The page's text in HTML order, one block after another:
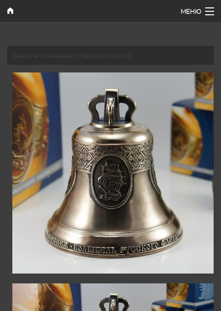
Перейти к основному содержанию
МЕНЮ
Наши работы
Каталог
Как купить
Контакты
Поиск